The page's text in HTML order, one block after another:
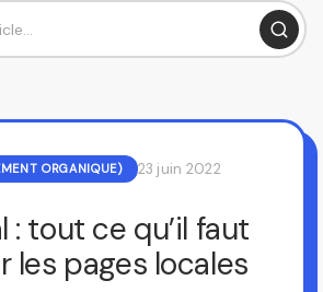
ORGANIQUE) 23 juin 2022
: tout ce qu’il faut
les pages locales